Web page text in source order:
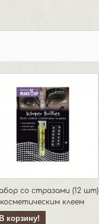
со стразами (12 шт)
клеем
В корзину!